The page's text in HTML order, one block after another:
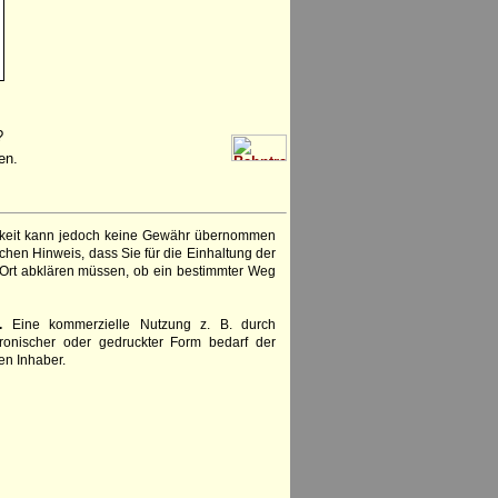
kann jedoch keine Gewähr übernommen
Hinweis, dass Sie für die Einhaltung der
abklären müssen, ob ein bestimmter Weg
Eine kommerzielle Nutzung z. B. durch
oder gedruckter Form bedarf der
Inhaber.